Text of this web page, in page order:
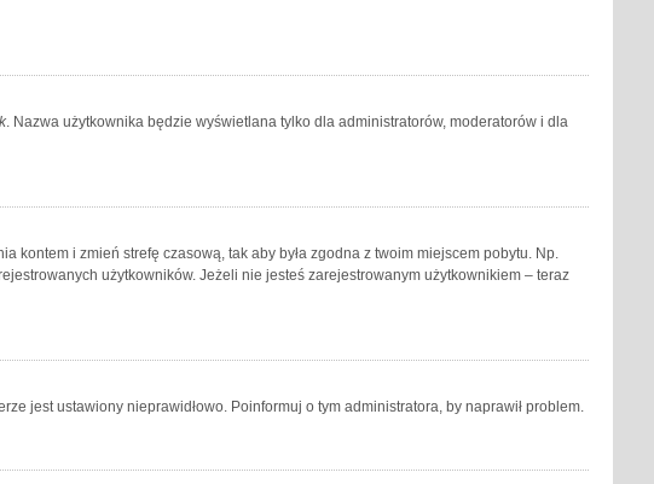
. Nazwa użytkownika będzie wyświetlana tylko dla administratorów, moderatorów i dla
i zmień strefę czasową, tak aby była zgodna z twoim miejscem pobytu. Np.
użytkowników. Jeżeli nie jesteś zarejestrowanym użytkownikiem – teraz
jest ustawiony nieprawidłowo. Poinformuj o tym administratora, by naprawił problem.